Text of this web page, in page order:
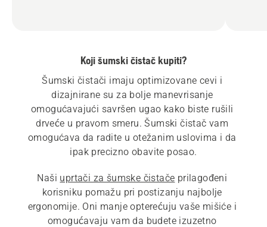
Koji šumski čistač kupiti?
Šumski čistači imaju optimizovane cevi i
dizajnirane su za bolje manevrisanje
omogućavajući savršen ugao kako biste rušili
drveće u pravom smeru. Šumski čistač vam
omogućava da radite u otežanim uslovima i da
Naši uprtači za šumske čistače prilagođeni
korisniku pomažu pri postizanju najbolje
ergonomije. Oni manje opterećuju vaše mišiće i
omogućavaju vam da budete izuzetno